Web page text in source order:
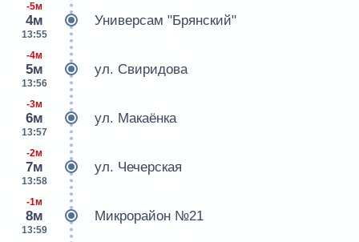
-5м
4м
13:55
Универсам "Брянский"
-4м
5м
13:56
ул. Свиридова
-3м
6м
13:57
ул. Макаёнка
-2м
7м
13:58
ул. Чечерская
-1м
8м
13:59
Микрорайон №21